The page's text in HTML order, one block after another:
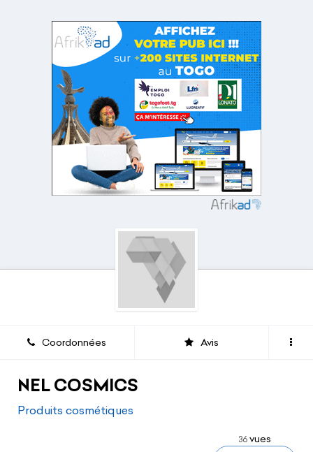
Coordonnées Avis
NEL COSMICS
Produits cosmétiques
36 vues